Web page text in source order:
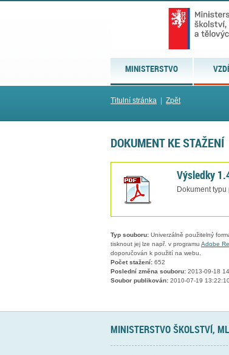
MINISTERSTVO
Titulní stránka Zpět
DOKUMENT KE STAŽENÍ
Výsledky
Dokument typu
Typ souboru: Univerzálně použitelný
tisknout jej lze např. v programu Adobe
doporučován k použití na webu.
Počet stažení: 652
Poslední změna souboru: 2013-09-18
Soubor publikován: 2010-07-19
MINISTERSTVO ŠKOLSTVÍ,